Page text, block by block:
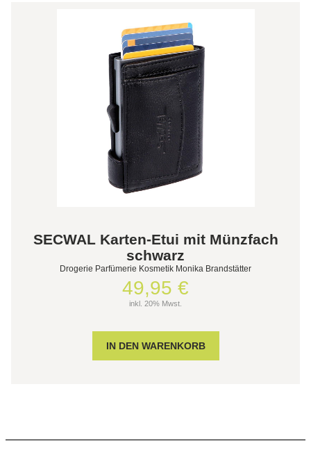
SECWAL Karten-Etui mit Münzfach
schwarz
Drogerie Parfümerie Kosmetik Monika Brandstätter
49,95 €
inkl. 20% Mwst.